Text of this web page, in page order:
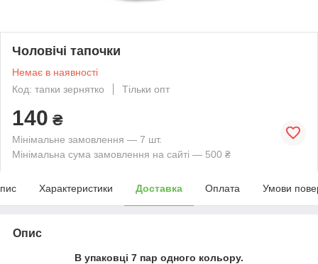
Чоловічі тапочки
Немає в наявності
Код: тапки зернятко
Тільки опт
140 ₴
Мінімальне замовлення — 7 шт.
Мінімальна сума замовлення на сайті — 500 ₴
Характеристики Доставка Оплата Умови
Опис
В упаковці 7 пар одного кольору.